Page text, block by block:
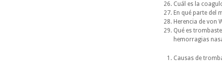
Cuál es la
En qué parte del
Herencia de von
Qué es
hemorragias
Causas de